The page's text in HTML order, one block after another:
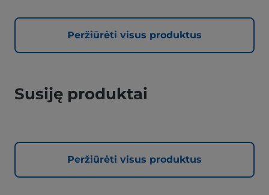
Peržiūrėti visus produktus
Susiję produktai
Peržiūrėti visus produktus